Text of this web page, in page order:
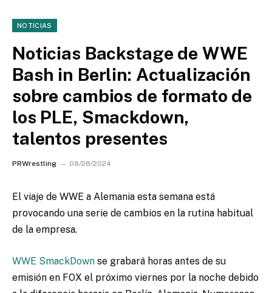
NOTICIAS
Noticias Backstage de WWE
Bash in Berlin: Actualización
sobre cambios de formato de
los PLE, Smackdown,
talentos presentes
PRWrestling 08/28/2024
El viaje de WWE a Alemania esta semana está
provocando una serie de cambios en la rutina habitual
de la empresa.
WWE SmackDown se grabará horas antes de su
emisión en FOX el próximo viernes por la noche debido